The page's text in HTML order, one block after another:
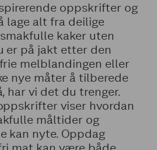
oppskrifter og
lage alt fra deilige
kaker uten
er på jakt etter den
melblandingen eller
nye måter å tilberede
har vi det du trenger.
viser hvordan
måltider og
kan nyte. Oppdag